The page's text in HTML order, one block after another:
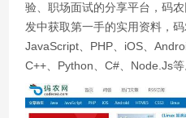
验、职场面试的分享平台，码
发中获取第一手的实用资料，码
JavaScript、PHP、iOS、
C++、Python、C#、Node.Js等